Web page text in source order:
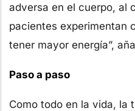
adversa en el cuerpo, al
pacientes experimentan
tener mayor energía”,
Paso a paso
Como todo en la vida, la